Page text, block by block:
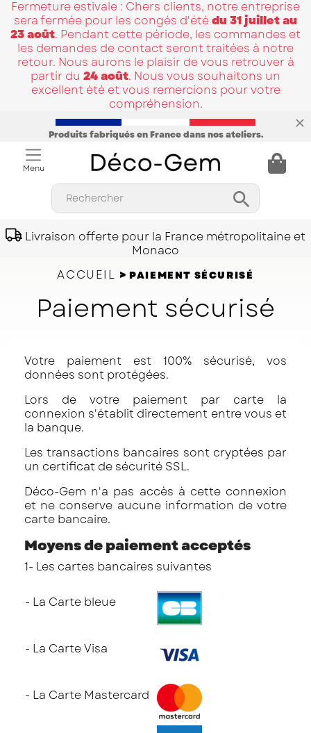
Fermeture estivale : Chers clients, notre entreprise
sera fermée pour les congés d'étédu 31 juillet au
23 août. Pendant cette période, les commandes et
les demandes de contact seront traitées à notre
retour. Nous aurons le plaisir de vous retrouver à
partir du 24 août. Nous vous souhaitons un
excellent été et vous remercions pour votre
compréhension.
Produits fabriqués en France dans nos ateliers.

Rechercher
Menu
Livraison offerte pour la France métropolitaine et
Monaco
ACCUEIL
PAIEMENT SÉCURISÉ
Paiement sécurisé
Votre paiement est 100% sécurisé, vos
données sont protégées.
Lors de votre paiement par carte la
connexion s'établit directement entre vous et
la banque.
Les transactions bancaires sont cryptées par
un certificat de sécurité SSL.
Déco-Gem n'a pas accès à cette connexion
et ne conserve aucune information de votre
carte bancaire.
Moyens de paiement acceptés
1- Les cartes bancaires suivantes
- La Carte bleue
- La Carte Visa
- La Carte Mastercard